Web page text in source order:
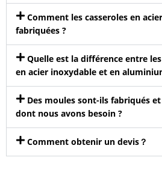
Comment les casseroles en
fabriquées ?
Quelle est la différence entre
en acier inoxydable et en
Des moules sont-ils fabriqués
dont nous avons besoin ?
Comment obtenir un devis？